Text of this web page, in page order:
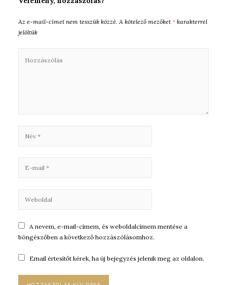
Az e-mail-címet nem tesszük közzé. A kötelező mezőket* karakterrel
jelöltük
A nevem, e-mail-címem, és weboldalcímem mentése a
böngészőben a következő hozzászólásomhoz.
Email értesítőt kérek, ha új bejegyzés jelenik meg az oldalon.